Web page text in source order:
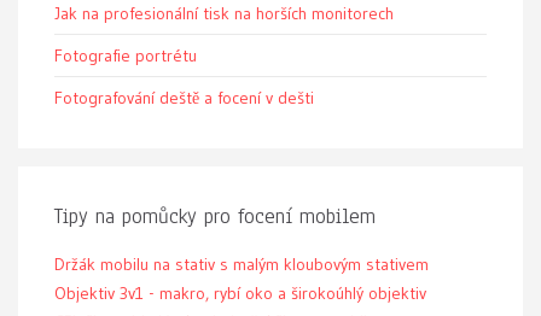
Jak na profesionální tisk na horších monitorech
Fotografie portrétu
Fotografování deště a focení v dešti
Tipy na pomůcky pro focení mobilem
Držák mobilu na stativ s malým kloubovým stativem
Objektiv 3v1 - makro, rybí oko a širokoúhlý objektiv